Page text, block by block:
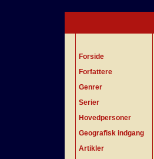
Forside
Forfattere
Genrer
Serier
Hovedpersoner
Geografisk indgang
Artikler